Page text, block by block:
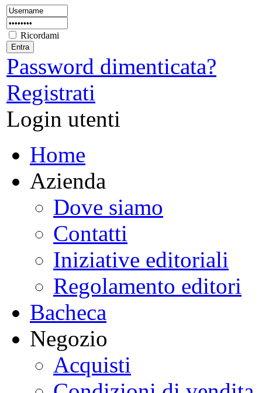
Ricordami
Password dimenticata?
Registrati
Login utenti
Home
Azienda
Dove siamo
Contatti
Iniziative editoriali
Regolamento editori
Bacheca
Negozio
Acquisti